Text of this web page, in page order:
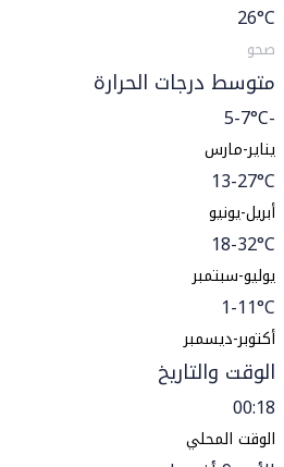
26°C
صحو
متوسط درجات الحرارة
-5-7°C
يناير-مارس
13-27°C
أبريل-يونيو
18-32°C
يوليو-سبتمبر
1-11°C
أكتوبر-ديسمبر
الوقت والتاريخ
00:18
الوقت المحلي